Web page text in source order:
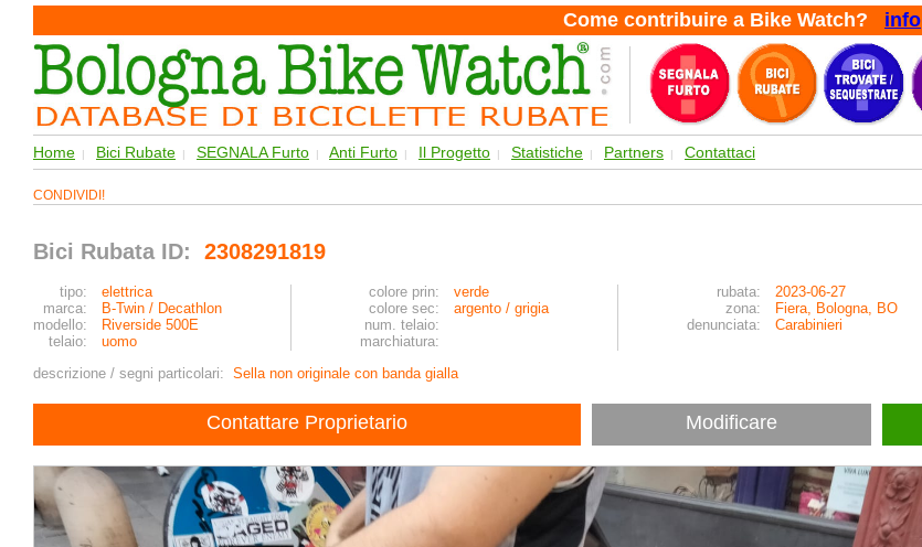
Come contribuire a Bike Watch? info
Home | Bici Rubate | SEGNALA Furto | Anti Furto | Il Progetto | Statistiche | Partners | Contattaci
CONDIVIDI!
Bici Rubata ID: 2308291819
tipo: elettrica colore prin: verde rubata:
2023-06-27
marca:
B-Twin / Decathlon colore sec: argento / grigia zona:
Fiera, Bologna, BO
modello:
Riverside 500E num. telaio: denunciata:
Carabinieri
telaio:
uomo
marchiatura:
descrizione / segni particolari: Sella non originale con banda gialla
Contattare Proprietario Modificare